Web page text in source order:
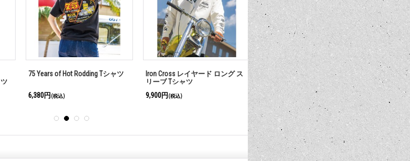
75 Years of Hot Rodding Tシャツ
6,380円(税込)
Iron Cross レイヤード ロング ス
リーブ Tシャツ
9,900円(税込)
MOON Custom Cycle Shop Tシャツ
4,290円～4,950円 (税込)
【SUMMER
ナイロン
3,740円
(税込)